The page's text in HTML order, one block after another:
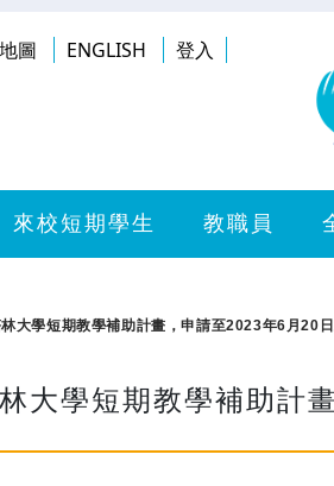
圖 ENGLISH 登入
來校短期學生 教職員
大學短期教學補助計畫，申請至2023年6月20
大學短期教學補助計